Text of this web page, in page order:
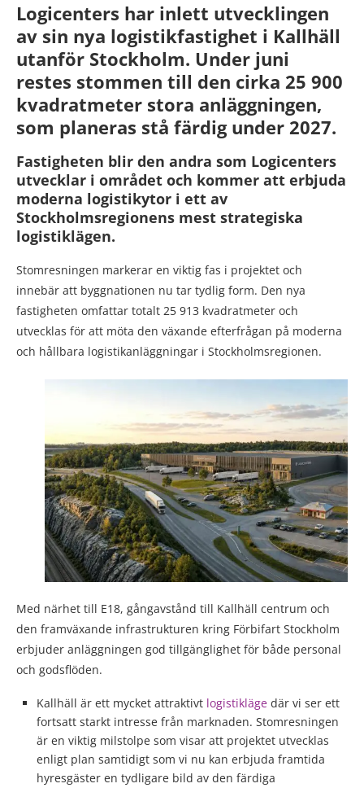
Logicenters har inlett utvecklingen
av sin nya logistikfastighet i Kallhäll
utanför Stockholm. Under juni
restes stommen till den cirka 25 900
kvadratmeter stora anläggningen,
som planeras stå färdig under 2027.
Fastigheten blir den andra som Logicenters
utvecklar i området och kommer att erbjuda
moderna logistikytor i ett av
Stockholmsregionens mest strategiska
logistiklägen.
Stomresningen markerar en viktig fas i projektet och
innebär att byggnationen nu tar tydlig form. Den nya
fastigheten omfattar totalt 25 913 kvadratmeter och
utvecklas för att möta den växande efterfrågan på moderna
och hållbara logistikanläggningar i Stockholmsregionen.
Med närhet till E18, gångavstånd till Kallhäll centrum och
den framväxande infrastrukturen kring Förbifart Stockholm
erbjuder anläggningen god tillgänglighet för både personal
och godsflöden.
Kallhäll är ett mycket attraktivt logistikläge där vi ser ett
fortsatt starkt intresse från marknaden. Stomresningen
är en viktig milstolpe som visar att projektet utvecklas
enligt plan samtidigt som vi nu kan erbjuda framtida
hyresgäster en tydligare bild av den färdiga